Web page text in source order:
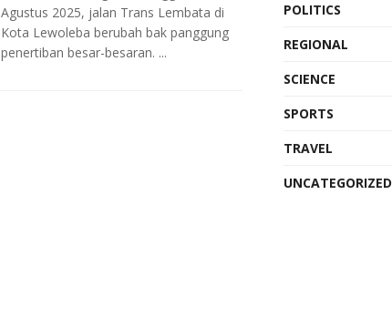
Agustus 2025, jalan Trans Lembata di
Kota Lewoleba berubah bak panggung
penertiban besar-besaran. ...
POLITICS
REGIONAL
SCIENCE
SPORTS
TRAVEL
UNCATEGORIZED